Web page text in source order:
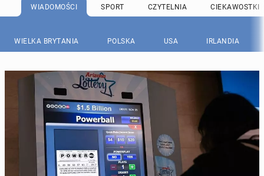
WIADOMOŚCI SPORT CZYTELNIA CIEKAWOSTKI
WIELKA BRYTANIA POLSKA USA IRLANDIA